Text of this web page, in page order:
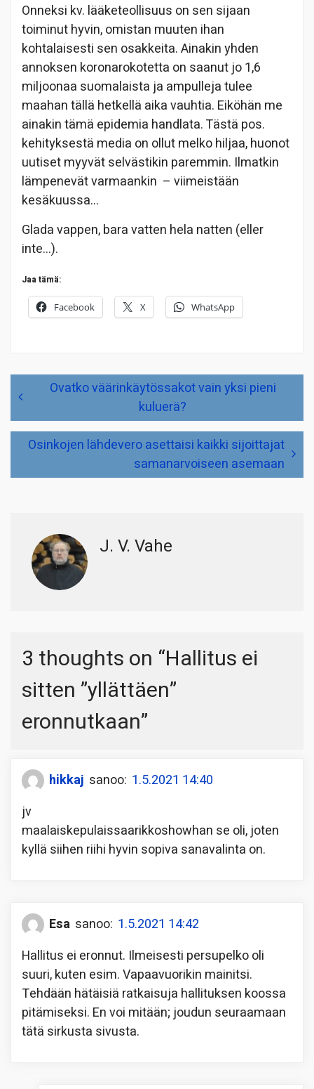
Onneksi kv. lääketeollisuus on sen sijaan
toiminut hyvin, omistan muuten ihan
kohtalaisesti sen osakkeita. Ainakin yhden
annoksen koronarokotetta on saanut jo 1,6
miljoonaa suomalaista ja ampulleja tulee
maahan tällä hetkellä aika vauhtia. Eiköhän me
ainakin tämä epidemia handlata. Tästä pos.
kehityksestä media on ollut melko hiljaa, huonot
uutiset myyvät selvästikin paremmin. Ilmatkin
lämpenevät varmaankin – viimeistään
kesäkuussa…
Glada vappen, bara vatten hela natten (eller
inte…).
Jaa tämä:
Facebook X WhatsApp
Artikkelien
selaus
Ovatko väärinkäytössakot vain yksi pieni
kuluerä?
Osinkojen lähdevero asettaisi kaikki sijoittajat
samanarvoiseen asemaan
J. V. Vahe
3 thoughts on “Hallitus ei
sitten ”yllättäen”
eronnutkaan”
hikkaj sanoo: 1.5.2021 14:40
jv
maalaiskepulaissaarikkoshowhan se oli, joten
kyllä siihen riihi hyvin sopiva sanavalinta on.
Esa sanoo: 1.5.2021 14:42
Hallitus ei eronnut. Ilmeisesti persupelko oli
suuri, kuten esim. Vapaavuorikin mainitsi.
Tehdään hätäisiä ratkaisuja hallituksen koossa
pitämiseksi. En voi mitään; joudun seuraamaan
tätä sirkusta sivusta.